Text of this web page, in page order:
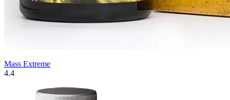
Mass Extreme
4.4